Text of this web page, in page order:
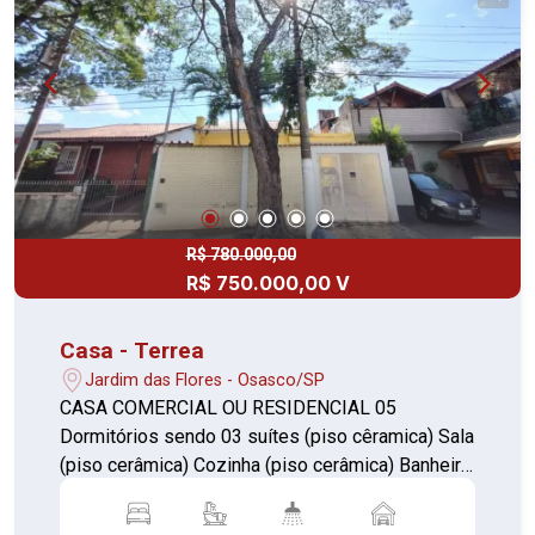
de acesso, facilitando a mobilidade para o Centro
de Osasco e regiões vizinhas. Aceita
financiamento bancário. Entre em contato para
mais informações e agende sua visita.
R$ 780.000,00
R$ 750.000,00 V
Casa - Terrea
Jardim das Flores - Osasco/SP
CASA COMERCIAL OU RESIDENCIAL 05
Dormitórios sendo 03 suítes (piso cêramica) Sala
(piso cerâmica) Cozinha (piso cerâmica) Banheiro
fundos descobertos (piso cerâmica) 02 Vagas de